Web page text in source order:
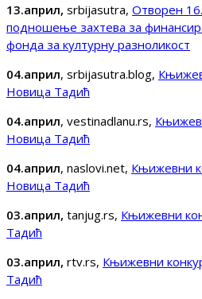
13.април, srbijasutra, Отворен
подношење захтева за
фонда за културну разноликост
04.април, srbijasutra.blog,
Новица Тадић
04.април, vestinadlanu.rs,
Новица Тадић
04.април, naslovi.net, Књижевни
Новица Тадић
03.април, tanjug.rs, Књижевни
Тадић
03.април, rtv.rs, Књижевни
Тадић